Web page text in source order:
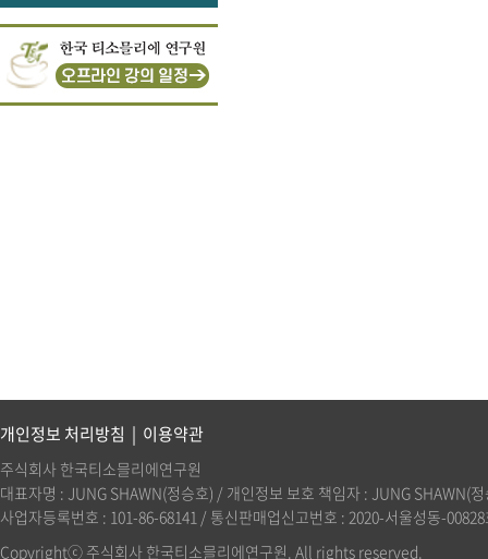
개인정보 처리방침 | 이용약관
주식회사 한국티소믈리에연구원
대표자명 : JUNG SHAWN(정승호) / 개인정보 보호 책임자 : JUNG
사업자등록번호 : 101-86-68141 / 통신판매업신고번호 : 2020-서울성동-
Copyrightⓒ 주식회사 한국티소믈리에연구원. All rights reserved.